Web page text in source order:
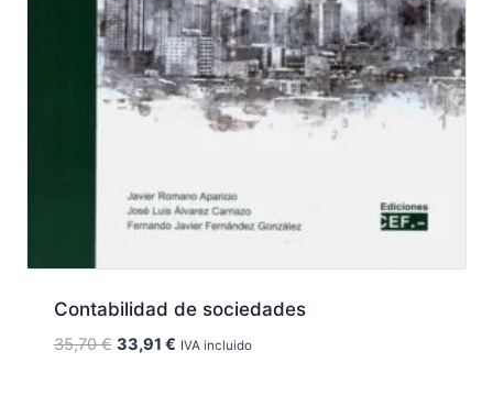
Contabilidad de sociedades
35,70€ El
33,91 €ElIVA incluido